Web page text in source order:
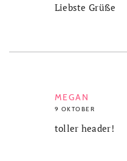
Liebste Grüße
MEGAN
9 OKTOBER
toller header!